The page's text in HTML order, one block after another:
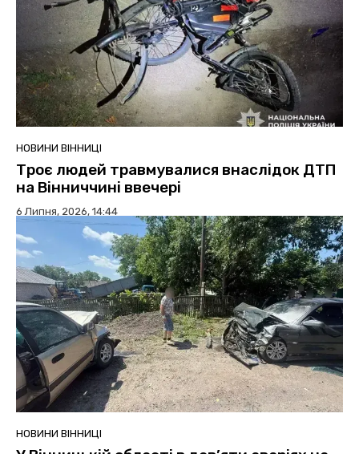
НОВИНИ ВІННИЦІ
Троє людей травмувалися внаслідок ДТП
на Вінниччині ввечері
6 Липня, 2026, 14:44
НОВИНИ ВІННИЦІ